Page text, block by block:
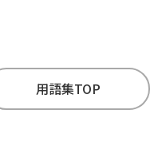
用語集TOP